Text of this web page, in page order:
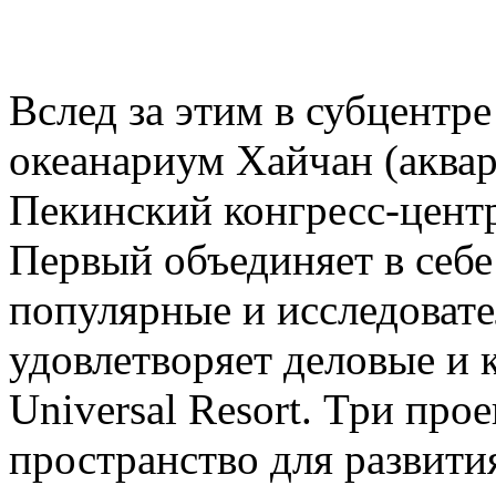
Вслед за этим в
океанариум Хайчан
Пекинский конгресс-
Первый объединяет в
популярные и
удовлетворяет деловые и
Universal Resort. Три
пространство для